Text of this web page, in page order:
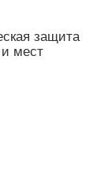
защита
мест